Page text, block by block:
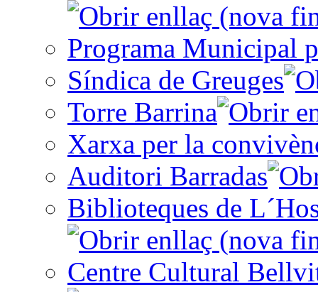
Programa Municipal
Síndica de Greuges
Torre Barrina
Xarxa per la
Auditori Barradas
Biblioteques de
Centre Cultural